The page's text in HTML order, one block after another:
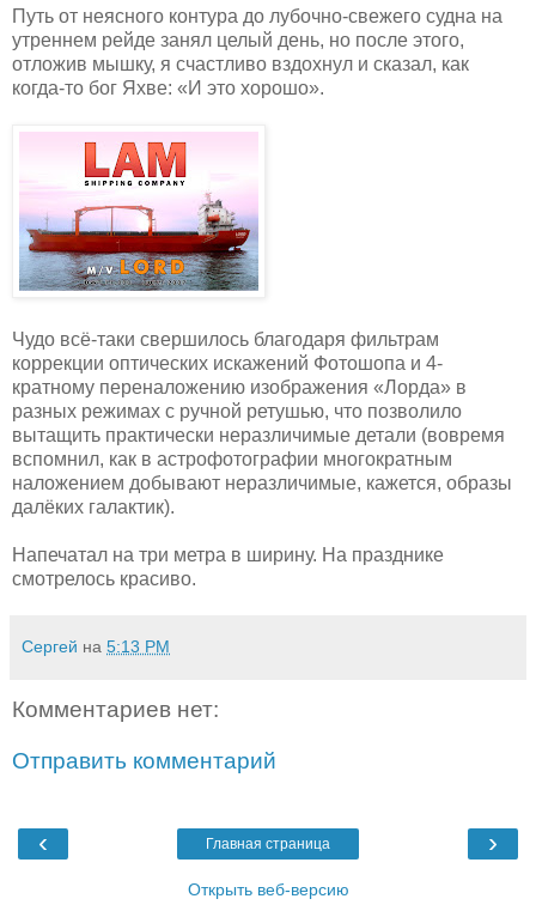
Путь от неясного контура до лубочно-свежего судна на
утреннем рейде занял целый день, но после этого,
отложив мышку, я счастливо вздохнул и сказал, как
когда-то бог Яхве: «И это хорошо».
Чудо всё-таки свершилось благодаря фильтрам
коррекции оптических искажений Фотошопа и 4-
кратному переналожению изображения «Лорда» в
разных режимах с ручной ретушью, что позволило
вытащить практически неразличимые детали (вовремя
вспомнил, как в астрофотографии многократным
наложением добывают неразличимые, кажется, образы
далёких галактик).
Напечатал на три метра в ширину. На празднике
смотрелось красиво.
Сергей на 5:13 PM
Комментариев нет:
Отправить комментарий
‹ ›
Главная страница
Открыть веб-версию